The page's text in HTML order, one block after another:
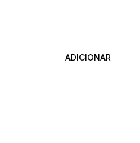
ADICIONAR